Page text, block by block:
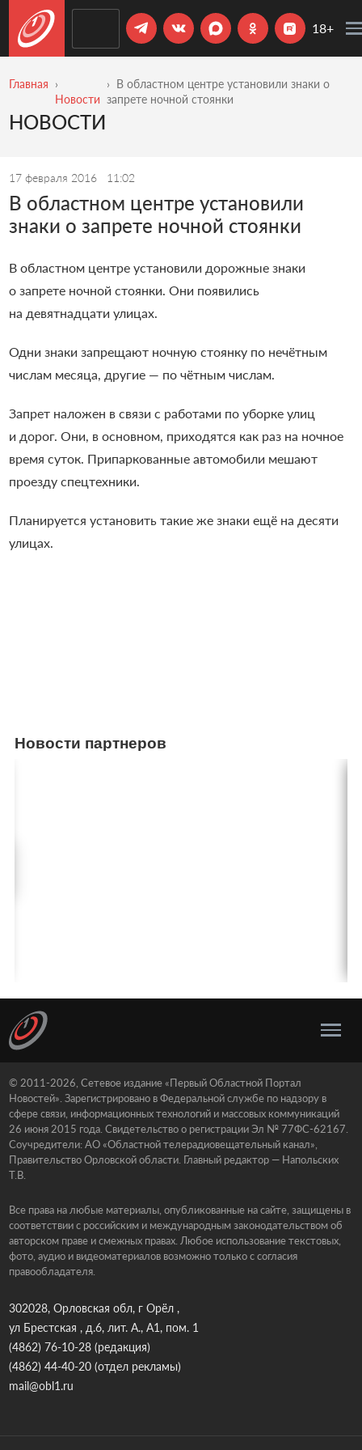
18+
Главная
Новости
В областном центре установили знаки о
запрете ночной стоянки
НОВОСТИ
17 февраля 2016 11:02
В областном центре установили
знаки о запрете ночной стоянки
В областном центре установили дорожные знаки
о запрете ночной стоянки. Они появились
на девятнадцати улицах.
Одни знаки запрещают ночную стоянку по нечётным
числам месяца, другие — по чётным числам.
Запрет наложен в связи с работами по уборке улиц
и дорог. Они, в основном, приходятся как раз на ночное
время суток. Припаркованные автомобили мешают
проезду спецтехники.
Планируется установить такие же знаки ещё на десяти
улицах.
Новости партнеров
© 2011-2026, Сетевое издание «Первый Областной Портал
Новостей». Зарегистрировано в Федеральной службе по надзору в
сфере связи, информационных технологий и массовых коммуникаций
26 июня 2015 года. Свидетельство о регистрации Эл № 77ФС-62167.
Соучредители: АО «Областной телерадиовещательный канал»,
Правительство Орловской области. Главный редактор — Напольских
Т.В.
Все права на любые материалы, опубликованные на сайте, защищены в
соответствии с российским и международным законодательством об
авторском праве и смежных правах. Любое использование текстовых,
фото, аудио и видеоматериалов возможно только с согласия
правообладателя.
302028, Орловская обл, г Орёл ,
ул Брестская , д.6, лит. А., А1, пом. 1
(4862) 76-10-28(редакция)
(4862) 44-40-20(отдел рекламы)
mail@obl1.ru